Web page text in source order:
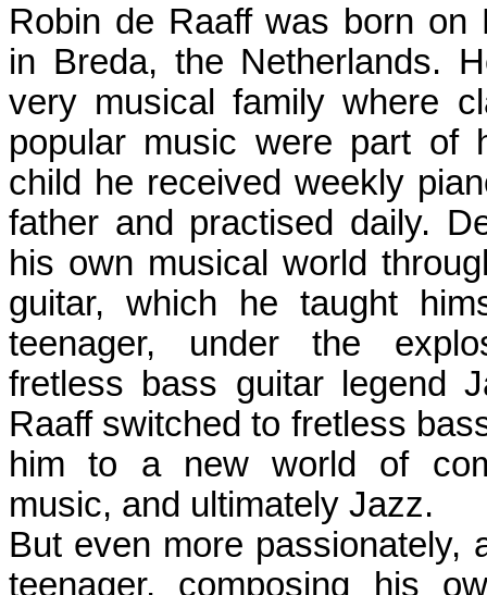
Robin de Raaff was born on
in Breda, the Netherlands.
very musical family where
popular music were part of
child he received weekly
father and practised daily.
his own musical world
guitar, which he taught
teenager, under the
fretless bass guitar legend
Raaff switched to fretless
him to a new world of
music, and ultimately Jazz.
But even more passionately,
teenager, composing his